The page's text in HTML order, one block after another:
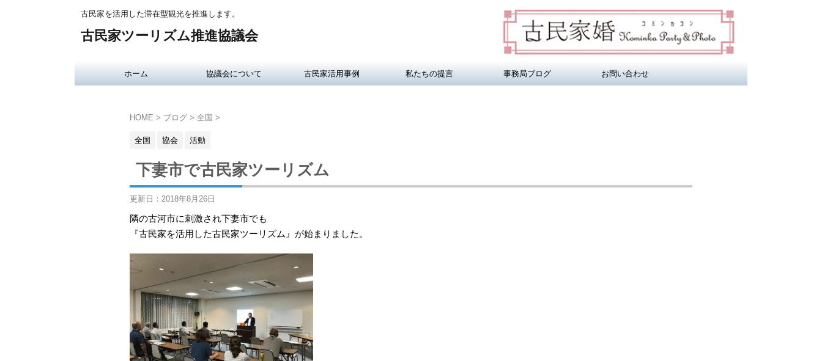
古民家を活用した滞在型観光を推進します。
古民家ツーリズム推進協議会
ホーム 協議会について 古民家活用事例 私たちの提言 事務局ブログ お問い合わせ
HOME > ブログ > 全国 >
全国 協会 活動
下妻市で古民家ツーリズム
更新日： 2018年8月26日
隣の古河市に刺激され下妻市でも
『古民家を活用した古民家ツーリズム』が始まりました。